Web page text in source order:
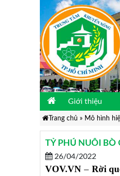
Giới thiệu
Trang chủ » Mô hình
TỶ PHÚ NUÔI
26/04/2022
VOV.VN – Rời